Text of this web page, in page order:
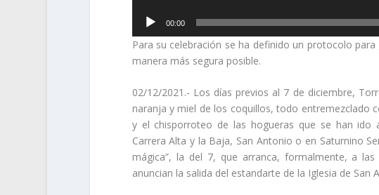
audio
Reproductor
audio
00:00
Para su celebración se ha definido un protocolo
manera más segura posible.
02/12/2021.- Los días previos al 7 de diciembre,
naranja y miel de los coquillos, todo entremezclado
y el chisporroteo de las hogueras que se han ido
Carrera Alta y la Baja, San Antonio o en Saturnino
mágica”, la del 7, que arranca, formalmente, a
anuncian la salida del estandarte de la Iglesia de San